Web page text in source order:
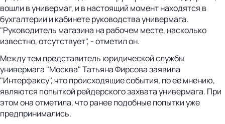
вошли в универмаг, и в настоящий момент находятся в
бухгалтерии и кабинете руководства универмага.
"Руководитель магазина на рабочем месте, насколько
известно, отсутствует", - отметил он.
Между тем представитель юридической службы
универмага "Москва" Татьяна Фирсова заявила
"Интерфаксу", что происходящие события, по ее мнению,
являются попыткой рейдерского захвата универмага. При
этом она отметила, что ранее подобные попытки уже
предпринимались.